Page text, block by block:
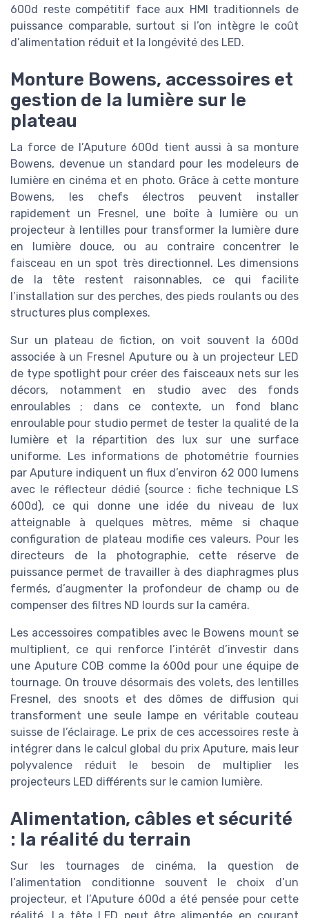
600d reste compétitif face aux HMI traditionnels de
puissance comparable, surtout si l’on intègre le coût
d’alimentation réduit et la longévité des LED.
Monture Bowens, accessoires et
gestion de la lumière sur le
plateau
La force de l’Aputure 600d tient aussi à sa monture
Bowens, devenue un standard pour les modeleurs de
lumière en cinéma et en photo. Grâce à cette monture
Bowens, les chefs électros peuvent installer
rapidement un Fresnel, une boîte à lumière ou un
projecteur à lentilles pour transformer la lumière dure
en lumière douce, ou au contraire concentrer le
faisceau en un spot très directionnel. Les dimensions
de la tête restent raisonnables, ce qui facilite
l’installation sur des perches, des pieds roulants ou des
structures plus complexes.
Sur un plateau de fiction, on voit souvent la 600d
associée à un Fresnel Aputure ou à un projecteur LED
de type spotlight pour créer des faisceaux nets sur les
décors, notamment en studio avec des fonds
enroulables ; dans ce contexte, un fond blanc
enroulable pour studio permet de tester la qualité de la
lumière et la répartition des lux sur une surface
uniforme. Les informations de photométrie fournies
par Aputure indiquent un flux d’environ 62 000 lumens
avec le réflecteur dédié (source : fiche technique LS
600d), ce qui donne une idée du niveau de lux
atteignable à quelques mètres, même si chaque
configuration de plateau modifie ces valeurs. Pour les
directeurs de la photographie, cette réserve de
puissance permet de travailler à des diaphragmes plus
fermés, d’augmenter la profondeur de champ ou de
compenser des filtres ND lourds sur la caméra.
Les accessoires compatibles avec le Bowens mount se
multiplient, ce qui renforce l’intérêt d’investir dans
une Aputure COB comme la 600d pour une équipe de
tournage. On trouve désormais des volets, des lentilles
Fresnel, des snoots et des dômes de diffusion qui
transforment une seule lampe en véritable couteau
suisse de l’éclairage. Le prix de ces accessoires reste à
intégrer dans le calcul global du prix Aputure, mais leur
polyvalence réduit le besoin de multiplier les
projecteurs LED différents sur le camion lumière.
Alimentation, câbles et sécurité
: la réalité du terrain
Sur les tournages de cinéma, la question de
l’alimentation conditionne souvent le choix d’un
projecteur, et l’Aputure 600d a été pensée pour cette